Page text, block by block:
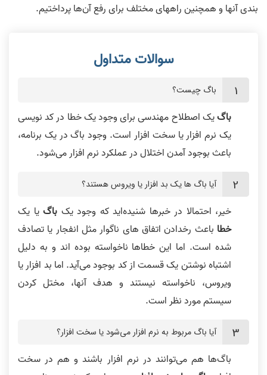
بندی آنها و همچنین راههای مختلف برای رفع آن‌ها پرداختیم.
باگ چیست؟
باگیک اصطلاح مهندسی برای وجود یک خطا در کد نویسی
یک نرم افزار یا سخت افزار است. وجود باگ در یک برنامه،
باعث بوجود آمدن اختلال در عملکرد نرم افزار می‌شود.
آیا باگ ها یک بد افزار یا ویروس هستند؟
خیر، احتمالا در خبرها شنیده‌اید که وجود یک باگ یا یک
خطا باعث رخدادن اتفاق های ناگوار مثل انفجار یا تصادف
شده است. اما این خطاها ناخواسته بوده اند و به دلیل
اشتباه نوشتن یک قسمت از کد بوجود می‌آید. اما بد افزار یا
ویروس، ناخواسته نیستند و هدف آنها، مختل کردن
سیستم مورد نظر است.
آیا باگ مربوط به نرم افزار می‌شود یا سخت افزار؟
باگ‌ها هم می‌توانند در نرم افزار باشند و هم در سخت